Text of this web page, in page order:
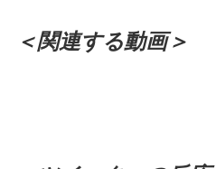
＜関連する動画＞